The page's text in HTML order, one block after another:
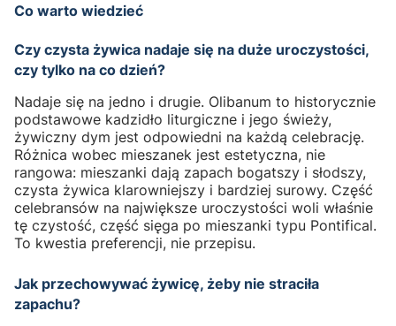
Co warto wiedzieć
Czy czysta żywica nadaje się na duże uroczystości,
czy tylko na co dzień?
Nadaje się na jedno i drugie. Olibanum to historycznie
podstawowe kadzidło liturgiczne i jego świeży,
żywiczny dym jest odpowiedni na każdą celebrację.
Różnica wobec mieszanek jest estetyczna, nie
rangowa: mieszanki dają zapach bogatszy i słodszy,
czysta żywica klarowniejszy i bardziej surowy. Część
celebransów na największe uroczystości woli właśnie
tę czystość, część sięga po mieszanki typu Pontifical.
To kwestia preferencji, nie przepisu.
Jak przechowywać żywicę, żeby nie straciła
zapachu?